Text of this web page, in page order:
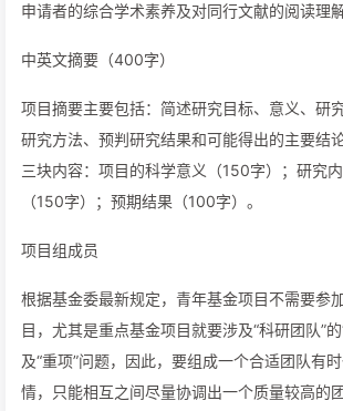
申请者的综合学术素养及对同行文献的阅读理
中英文摘要（400字）
项目摘要主要包括：简述研究目标、意义、研
研究方法、预判研究结果和可能得出的主要结
三块内容：项目的科学意义（150字）；研究
（150字）；预期结果（100字）。
项目组成员
根据基金委最新规定，青年基金项目不需要参
目，尤其是重点基金项目就要涉及“科研团队”
及“重项”问题，因此，要组成一个合适团队有
情，只能相互之间尽量协调出一个质量较高的